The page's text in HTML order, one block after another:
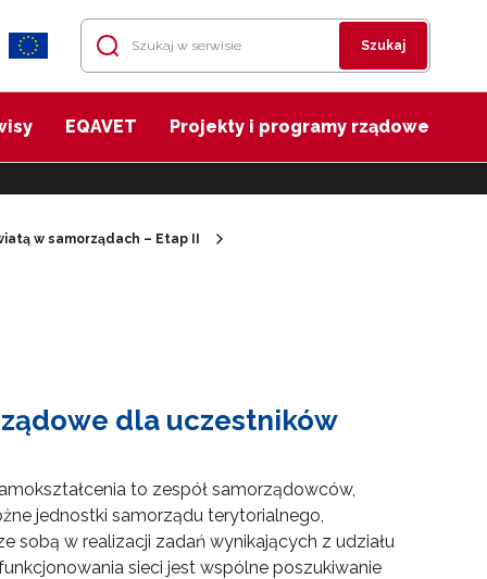
Szukaj
EQAVET Projekty i programy rządowe
w samorządach – Etap II
dla uczestników
to zespół samorządowców,
jednostki samorządu terytorialnego,
sobą w realizacji zadań wynikających z udziału
sieci jest wspólne poszukiwanie